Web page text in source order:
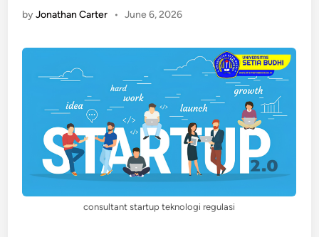
byJonathan Carter • June 6, 2026
consultant startup teknologi regulasi